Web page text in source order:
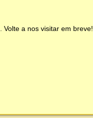
. Volte a nos visitar em breve!